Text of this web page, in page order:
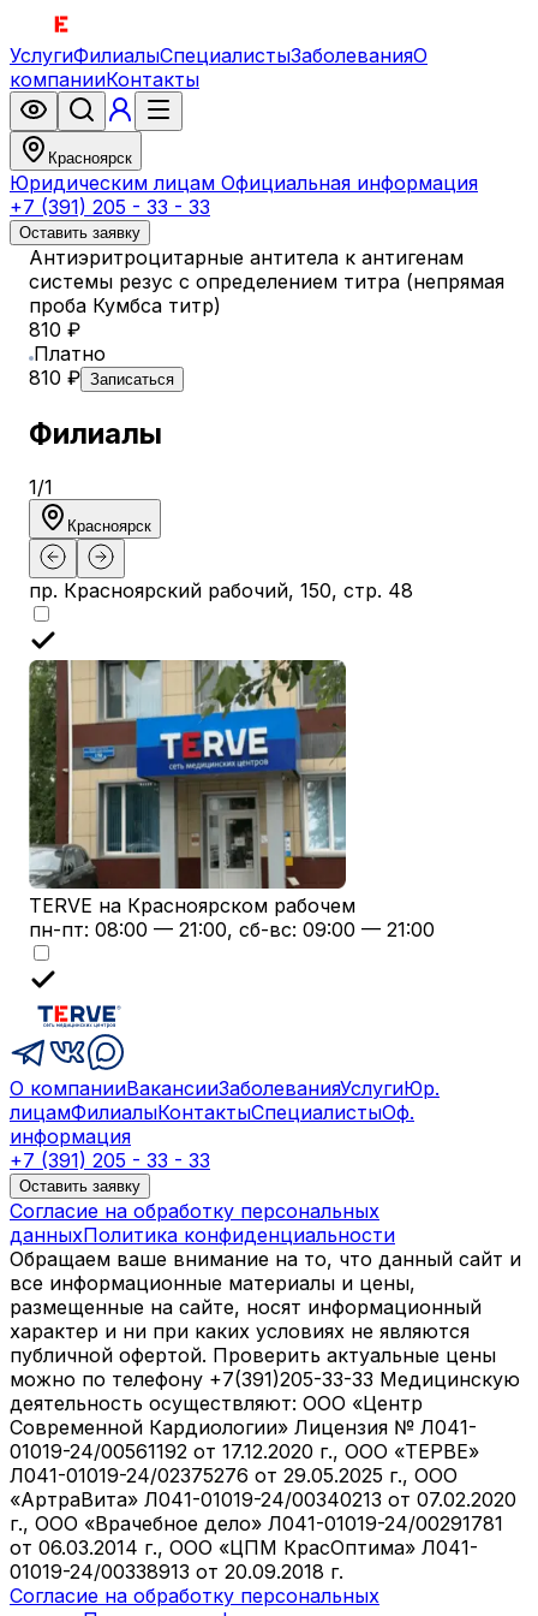
УслугиФилиалыСпециалистыЗаболеванияО
компанииКонтакты
Красноярск
Юридическим лицам Официальная информация
+7 (391) 205 - 33 - 33
Оставить заявку
Антиэритроцитарные антитела к антигенам
системы резус с определением титра (непрямая
проба Кумбса титр)
810 ₽
Платно
810 ₽ Записаться
Филиалы
1/1
Красноярск
пр. Красноярский рабочий, 150, стр. 48
TERVE на Красноярском рабочем
пн-пт: 08:00 — 21:00, сб-вс: 09:00 — 21:00
О компанииВакансииЗаболеванияУслугиЮр.
лицамФилиалыКонтактыСпециалистыОф.
информация
+7 (391) 205 - 33 - 33
Оставить заявку
Согласие на обработку персональных
данныхПолитика конфиденциальности
Обращаем ваше внимание на то, что данный сайт и
все информационные материалы и цены,
размещенные на сайте, носят информационный
характер и ни при каких условиях не являются
публичной офертой. Проверить актуальные цены
можно по телефону +7(391)205-33-33 Медицинскую
деятельность осуществляют: ООО «Центр
Современной Кардиологии» Лицензия № Л041-
01019-24/00561192 от 17.12.2020 г., ООО «ТЕРВЕ»
Л041-01019-24/02375276 от 29.05.2025 г., ООО
«АртраВита» Л041-01019-24/00340213 от 07.02.2020
г., ООО «Врачебное дело» Л041-01019-24/00291781
от 06.03.2014 г., ООО «ЦПМ КрасОптима» Л041-
01019-24/00338913 от 20.09.2018 г.
Согласие на обработку персональных